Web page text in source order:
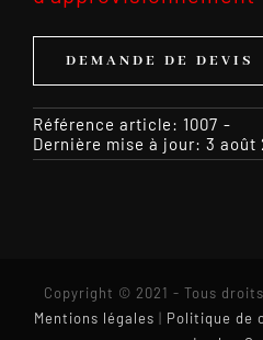
DEMANDE DE DEVIS
Référence article: 1007 -
Dernière mise à jour: 3 août
Copyright © 2021 - Tous droits
Mentions légales | Politique de